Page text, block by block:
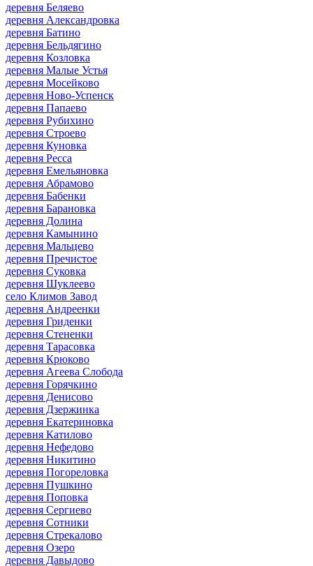
деревня Беляево
деревня Александровка
деревня Батино
деревня Бельдягино
деревня Козловка
деревня Малые Устья
деревня Мосейково
деревня Ново-Успенск
деревня Папаево
деревня Рубихино
деревня Строево
деревня Куновка
деревня Ресса
деревня Емельяновка
деревня Абрамово
деревня Бабенки
деревня Барановка
деревня Долина
деревня Камынино
деревня Мальцево
деревня Пречистое
деревня Суковка
деревня Шуклеево
село Климов Завод
деревня Андреенки
деревня Гриденки
деревня Стененки
деревня Тарасовка
деревня Крюково
деревня Агеева Слобода
деревня Горячкино
деревня Денисово
деревня Дзержинка
деревня Екатериновка
деревня Катилово
деревня Нефедово
деревня Никитино
деревня Погореловка
деревня Пушкино
деревня Поповка
деревня Сергиево
деревня Сотники
деревня Стрекалово
деревня Озеро
деревня Давыдово